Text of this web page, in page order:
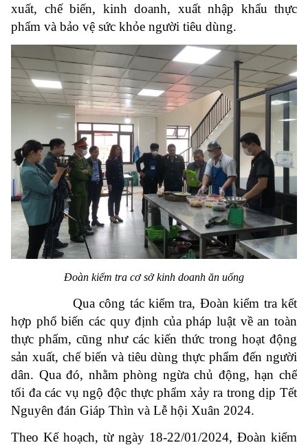
xuất, chế biến, kinh doanh, xuất nhập khẩu thực
phẩm và bảo vệ sức khỏe người tiêu dùng.
Đoàn kiểm tra cơ sở kinh doanh ăn uống
Qua công tác kiểm tra, Đoàn kiểm tra kết
hợp phổ biến các quy định của pháp luật về an toàn
thực phẩm, cũng như các kiến thức trong hoạt động
sản xuất, chế biến và tiêu dùng thực phẩm đến người
dân. Qua đó, nhằm phòng ngừa chủ động, hạn chế
tối đa các vụ ngộ độc thực phẩm xảy ra trong dịp Tết
Nguyên đán Giáp Thìn và Lễ hội Xuân 2024.
Theo Kế hoạch, từ ngày 18-22/01/2024, Đoàn kiểm